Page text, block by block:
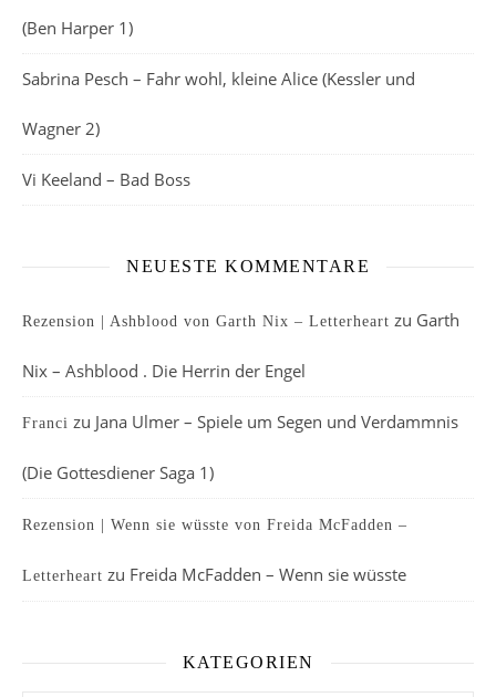
(Ben Harper 1)
Sabrina Pesch – Fahr wohl, kleine Alice (Kessler und
Wagner 2)
Vi Keeland – Bad Boss
NEUESTE KOMMENTARE
Rezension | Ashblood von Garth Nix – Letterheart zu Garth
Nix – Ashblood . Die Herrin der Engel
Franci zu Jana Ulmer – Spiele um Segen und Verdammnis
(Die Gottesdiener Saga 1)
Rezension | Wenn sie wüsste von Freida McFadden –
Letterheart zu Freida McFadden – Wenn sie wüsste
KATEGORIEN